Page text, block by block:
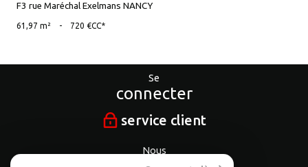
F3 rue Maréchal Exelmans NANCY
61,97 m² - 720 €CC*
Se
connecter
service client
Nous